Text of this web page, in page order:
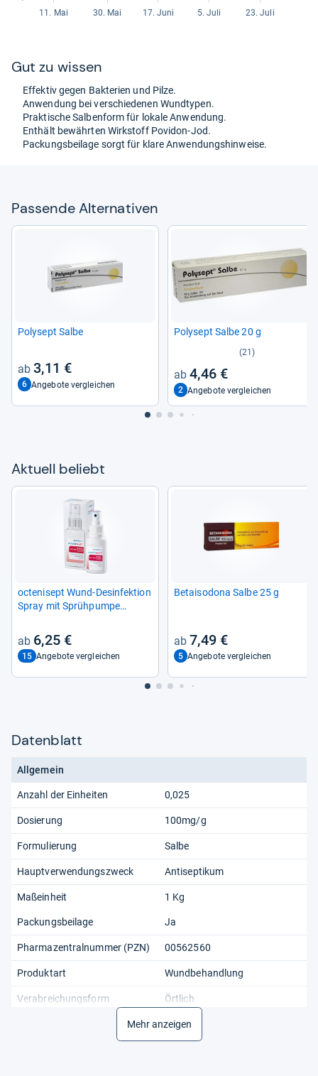
Gut zu wis­sen
Effek­tiv gegen Bak­te­rien und Pilze.
Anwen­dung bei ver­schie­de­nen Wund­ty­pen.
Prak­ti­sche Sal­ben­form für lokale Anwen­dung.
Ent­hält bewähr­ten Wirk­stoff Povi­don-​Jod.
Packungs­bei­lage sorgt für klare Anwen­dungs­hin­weise.
Pas­sende Alter­na­ti­ven
Poly­sept Salbe
3,11 €
6 Angebote vergleichen
Poly­sept Salbe 20 g
(21)
4,46 €
2 Angebote vergleichen
Aktu­ell beliebt
octe­ni­sept Wund-​Des­in­fek­tion
Spray mit Sprüh­pumpe
6,25 €
15 Angebote vergleichen
Betais­odona Salbe 25 g
7,49 €
5 Angebote vergleichen
Datenblatt
Allgemein
Anzahl der Einheiten 0,025
Dosierung 100mg/g
Formulierung Salbe
Hauptverwendungszweck Antiseptikum
Maßeinheit 1 Kg
Packungsbeilage Ja
Pharmazentralnummer (PZN) 00562560
Produktart Wundbehandlung
Verabreichungsform Örtlich
Polividon Jod
Mehr anzeigen